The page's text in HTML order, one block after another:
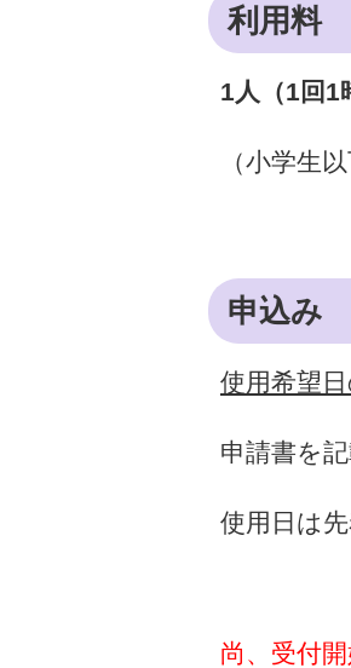
利用料
1人（1回1
（小学生
申込み
使用希望
申請書を
使用日は
尚、受付